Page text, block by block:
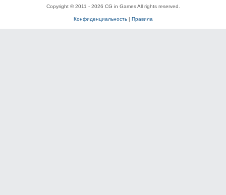
Copyright © 2011 - 2026 CG in Games All rights reserved.
Конфиденциальность| Правила